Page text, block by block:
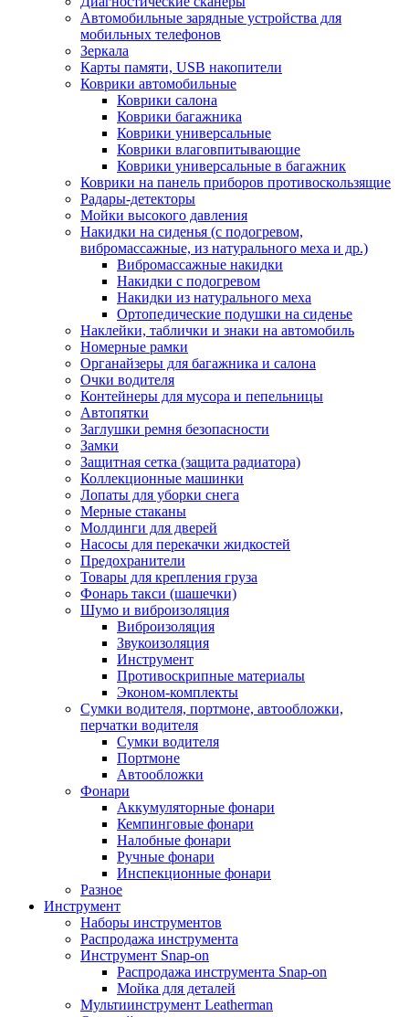
Автомобильные зарядные устройства для
мобильных телефонов
Зеркала
Карты памяти, USB накопители
Коврики автомобильные
Коврики салона
Коврики багажника
Коврики универсальные
Коврики влаговпитывающие
Коврики универсальные в багажник
Коврики на панель приборов противоскользящие
Радары-детекторы
Мойки высокого давления
Накидки на сиденья (с подогревом,
вибромассажные, из натурального меха и др.)
Вибромассажные накидки
Накидки с подогревом
Накидки из натурального меха
Ортопедические подушки на сиденье
Наклейки, таблички и знаки на автомобиль
Номерные рамки
Органайзеры для багажника и салона
Очки водителя
Контейнеры для мусора и пепельницы
Автопятки
Заглушки ремня безопасности
Замки
Защитная сетка (защита радиатора)
Коллекционные машинки
Лопаты для уборки снега
Мерные стаканы
Молдинги для дверей
Насосы для перекачки жидкостей
Предохранители
Товары для крепления груза
Фонарь такси (шашечки)
Шумо и виброизоляция
Виброизоляция
Звукоизоляция
Инструмент
Противоскрипные материалы
Эконом-комплекты
Сумки водителя, портмоне, автообложки,
перчатки водителя
Cумки водителя
Портмоне
Автообложки
Фонари
Аккумуляторные фонари
Кемпинговые фонари
Налобные фонари
Ручные фонари
Инспекционные фонари
Разное
Инструмент
Наборы инструментов
Распродажа инструмента
Инструмент Snap-on
Распродажа инструмента Snap-on
Мойка для деталей
Мультиинструмент Leatherman